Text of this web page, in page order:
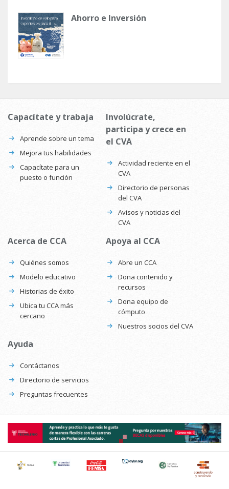
Ahorro e Inversión
Capacítate y trabaja
Aprende sobre un tema
Mejora tus habilidades
Capacítate para un
puesto o función
Involúcrate,
participa y crece en
el CVA
Actividad reciente en el
CVA
Directorio de personas
del CVA
Avisos y noticias del
CVA
Acerca de CCA
Quiénes somos
Modelo educativo
Historias de éxito
Ubica tu CCA más
cercano
Apoya al CCA
Abre un CCA
Dona contenido y
recursos
Dona equipo de
cómputo
Nuestros socios del CVA
Ayuda
Contáctanos
Directorio de servicios
Preguntas frecuentes